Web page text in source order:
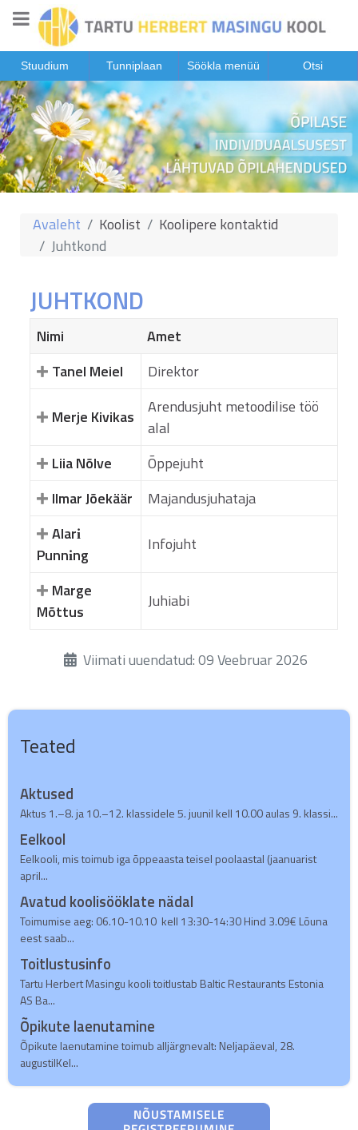
Stuudium Tunniplaan Söökla menüü Otsi
Avaleht Koolist
Koolipere kontaktid
Juhtkond
JUHTKOND
Nimi
Amet
Tanel Meiel
Direktor
Merje Kivikas
Arendusjuht metoodilise töö
alal
Liia Nõlve
Õppejuht
Ilmar Jõekäär
Majandusjuhataja
Alarі
Punnіng
Infojuht
Marge
Mõttus
Juhiabi
ÜksikasjadViimati uuendatud: 09 Veebruar 2026
Teated
Aktused
Aktus 1.–8. ja 10.–12. klassidele 5. juunil kell 10.00 aulas 9. klassi...
Eelkool
Eelkooli, mis toimub iga õppeaasta teisel poolaastal (jaanuarist
april...
Avatud koolisööklate nädal
Toimumise aeg: 06.10-10.10 kell 13:30-14:30 Hind 3.09€ Lõuna
eest saab...
Toitlustusinfo
Tartu Herbert Masingu kooli toitlustab Baltic Restaurants Estonia
AS Ba...
Õpikute laenutamine
Õpikute laenutamine toimub alljärgnevalt: Neljapäeval, 28.
augustilKel...